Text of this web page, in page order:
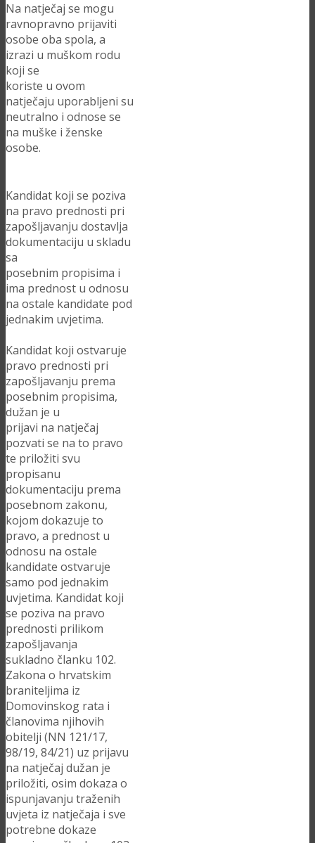
Na natječaj se mogu
ravnopravno prijaviti
osobe oba spola, a
izrazi u muškom rodu
koji se
koriste u ovom
natječaju uporabljeni su
neutralno i odnose se
na muške i ženske
osobe.
Kandidat koji se poziva
na pravo prednosti pri
zapošljavanju dostavlja
dokumentaciju u skladu
sa
posebnim propisima i
ima prednost u odnosu
na ostale kandidate pod
jednakim uvjetima.
Kandidat koji ostvaruje
pravo prednosti pri
zapošljavanju prema
posebnim propisima,
dužan je u
prijavi na natječaj
pozvati se na to pravo
te priložiti svu
propisanu
dokumentaciju prema
posebnom zakonu,
kojom dokazuje to
pravo, a prednost u
odnosu na ostale
kandidate ostvaruje
samo pod jednakim
uvjetima. Kandidat koji
se poziva na pravo
prednosti prilikom
zapošljavanja
sukladno članku 102.
Zakona o hrvatskim
braniteljima iz
Domovinskog rata i
članovima njihovih
obitelji (NN 121/17,
98/19, 84/21) uz prijavu
na natječaj dužan je
priložiti, osim dokaza o
ispunjavanju traženih
uvjeta iz natječaja i sve
potrebne dokaze